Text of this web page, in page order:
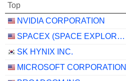
Top
NVIDIA CORPORATION
SPACEX (SPACE EXPLORATION TECHNOLOGIES)
SK HYNIX INC.
MICROSOFT CORPORATION